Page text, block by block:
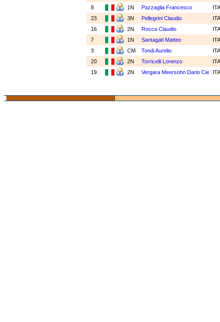
8
1N Pazzaglia Francesco
23
3N Pellegrini Claudio
16
2N Rocca Claudio
7
1N Santagati Matteo
3
CM Tondi Aurelio
20
2N Torricelli Lorenzo
19
2N Vergara Meersohn Dario Cie